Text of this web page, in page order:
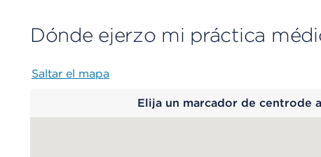
Dónde ejerzo mi práctica
Saltar el mapa
Elija un marcador de centrode